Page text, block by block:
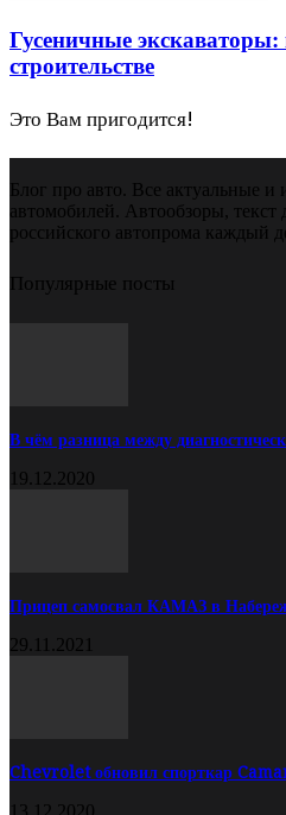
Гусеничные
строительстве
Это Вам пригодится!
Блог про авто. Все актуальные и
автомобилей. Автообзоры, текст
российского автопрома каждый
Популярные посты
В чём разница между
19.12.2020
Прицеп самосвал КАМАЗ в
29.11.2021
Chevrolet обновил спорткар
13.12.2020